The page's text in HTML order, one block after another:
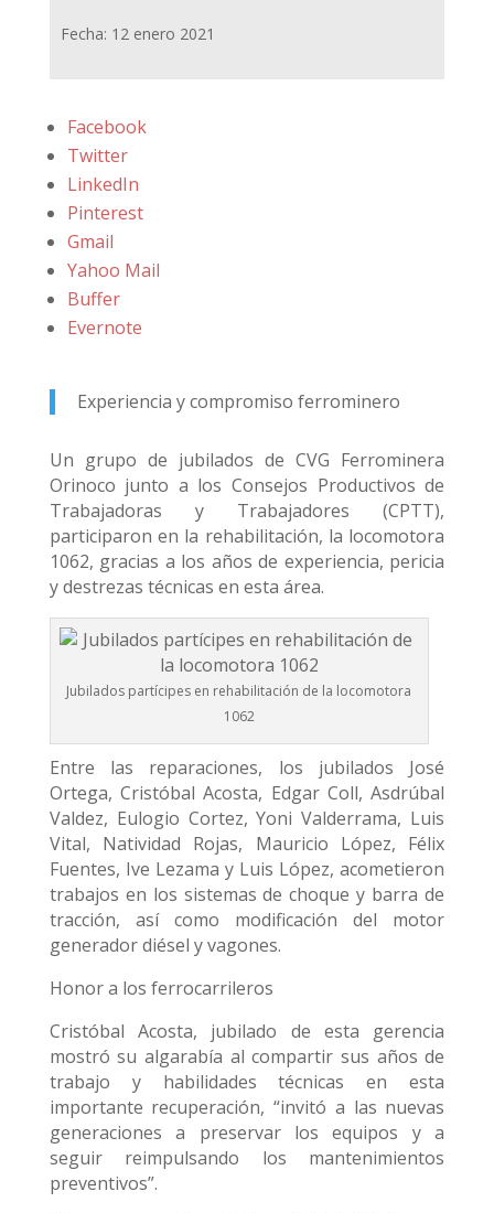
Fecha: 12 enero 2021
Facebook
Twitter
LinkedIn
Pinterest
Gmail
Yahoo Mail
Buffer
Evernote
Experiencia y compromiso ferrominero
Un grupo de jubilados de CVG Ferrominera
Orinoco junto a los Consejos Productivos de
Trabajadoras y Trabajadores (CPTT),
participaron en la rehabilitación, la locomotora
1062, gracias a los años de experiencia, pericia
y destrezas técnicas en esta área.
Jubilados partícipes en rehabilitación de la locomotora
1062
Entre las reparaciones, los jubilados José
Ortega, Cristóbal Acosta, Edgar Coll, Asdrúbal
Valdez, Eulogio Cortez, Yoni Valderrama, Luis
Vital, Natividad Rojas, Mauricio López, Félix
Fuentes, Ive Lezama y Luis López, acometieron
trabajos en los sistemas de choque y barra de
tracción, así como modificación del motor
generador diésel y vagones.
Honor a los ferrocarrileros
Cristóbal Acosta, jubilado de esta gerencia
mostró su algarabía al compartir sus años de
trabajo y habilidades técnicas en esta
importante recuperación, “invitó a las nuevas
generaciones a preservar los equipos y a
seguir reimpulsando los mantenimientos
preventivos”.